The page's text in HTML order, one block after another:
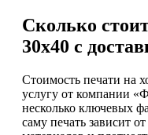
Сколько
30х40 с
Стоимость печати на
услугу от компании
несколько ключевых
саму печать зависит